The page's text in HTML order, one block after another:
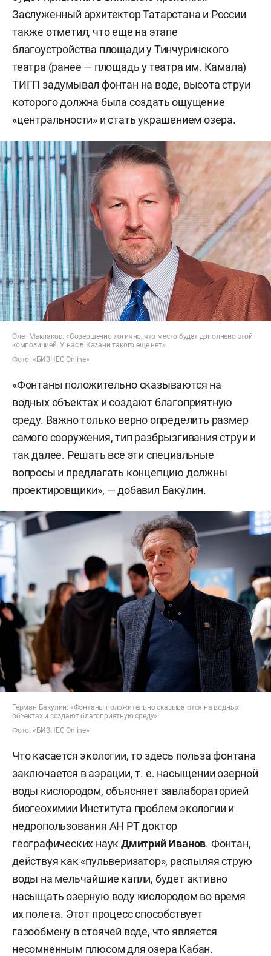
Заслуженный архитектор Татарстана и России
также отметил, что еще на этапе
благоустройства площади у Тинчуринского
театра (ранее — площадь у театра им. Камала)
ТИГП задумывал фонтан на воде, высота струи
которого должна была создать ощущение
«центральности» и стать украшением озера.
Олег Маклаков: «Совершенно логично, что место будет дополнено этой
композицией. У нас в Казани такого еще нет»
Фото: «БИЗНЕС Online»
«Фонтаны положительно сказываются на
водных объектах и создают благоприятную
среду. Важно только верно определить размер
самого сооружения, тип разбрызгивания струи и
так далее. Решать все эти специальные
вопросы и предлагать концепцию должны
проектировщики», — добавил Бакулин.
Герман Бакулин: «Фонтаны положительно сказываются на водных
объектах и создают благоприятную среду»
Фото: «БИЗНЕС Online»
Что касается экологии, то здесь польза фонтана
заключается в аэрации, т. е. насыщении озерной
воды кислородом, объясняет завлабораторией
биогеохимии Института проблем экологии и
недропользования АН РТ доктор
географических наукДмитрий Иванов. Фонтан,
действуя как «пульверизатор», распыляя струю
воды на мельчайшие капли, будет активно
насыщать озерную воду кислородом во время
их полета. Этот процесс способствует
газообмену в стоячей воде, что является
несомненным плюсом для озера Кабан.